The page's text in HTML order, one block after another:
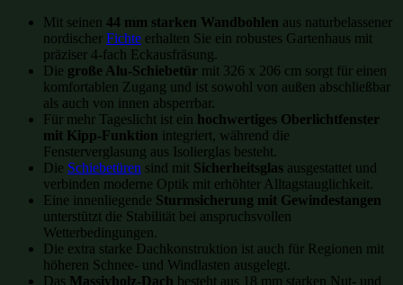
Mit seinen 44 mm starken Wandbohlen aus naturbelassener
nordischer Fichte erhalten Sie ein robustes Gartenhaus mit
präziser 4-fach Eckausfräsung.
Die große Alu-Schiebetür mit 326 x 206 cm sorgt für einen
komfortablen Zugang und ist sowohl von außen abschließbar
als auch von innen absperrbar.
Für mehr Tageslicht ist ein hochwertiges Oberlichtfenster
mit Kipp-Funktion integriert, während die
Fensterverglasung aus Isolierglas besteht.
Die Schiebetüren sind mit Sicherheitsglas ausgestattet und
verbinden moderne Optik mit erhöhter Alltagstauglichkeit.
Eine innenliegende Sturmsicherung mit Gewindestangen
unterstützt die Stabilität bei anspruchsvollen
Wetterbedingungen.
Die extra starke Dachkonstruktion ist auch für Regionen mit
höheren Schnee- und Windlasten ausgelegt.
Das Massivholz-Dach besteht aus 18 mm starken Nut- und